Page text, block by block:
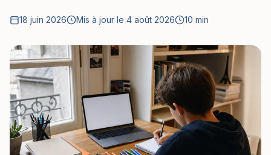
18 juin 2026 Mis à jour le 4 août 2026 10 min